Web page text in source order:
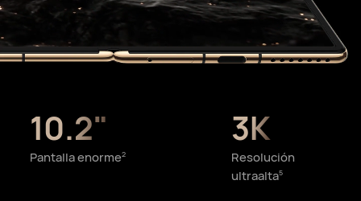
10.2"
Pantalla enorme2
3K
Resolución
ultraalta5